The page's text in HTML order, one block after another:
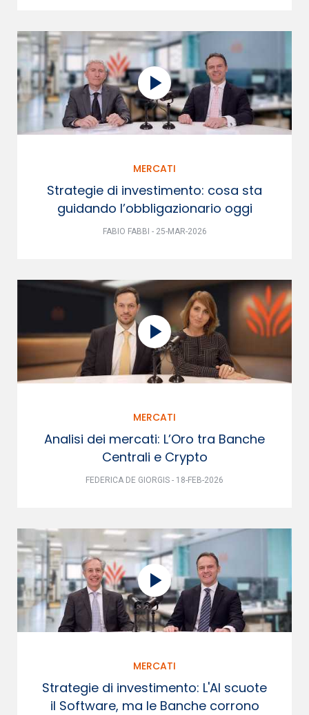
MERCATI
Strategie di investimento: cosa sta
guidando l’obbligazionario oggi
FABIO FABBI - 25-MAR-2026
MERCATI
Analisi dei mercati: L’Oro tra Banche
Centrali e Crypto
FEDERICA DE GIORGIS - 18-FEB-2026
MERCATI
Strategie di investimento: L'AI scuote
il Software, ma le Banche corrono